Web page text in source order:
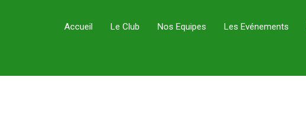
Accueil Le Club Nos Equipes Les Evénements